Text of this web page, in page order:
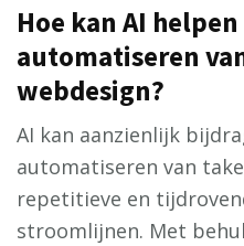
Hoe kan AI
automatiseren
webdesign?
AI kan aanzienlijk
automatiseren van
repetitieve en
stroomlijnen. Met